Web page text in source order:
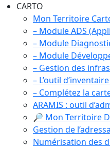
CARTO
Mon Territoire
– Module ADS
– Module
– Module
– Gestion des
– L’outil
– Complétez la
ARAMIS : outil
🔎 Mon Territoire
Gestion de
Numérisation des